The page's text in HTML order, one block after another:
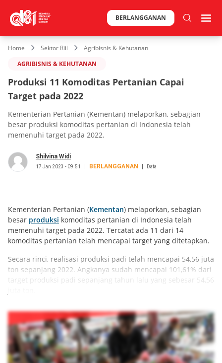
BERLANGGANAN
Home Sektor Riil
Agribisnis & Kehutanan
AGRIBISNIS & KEHUTANAN
Produksi 11 Komoditas Pertanian Capai
Target pada 2022
Kementerian Pertanian (Kementan) melaporkan, sebagian
besar produksi komoditas pertanian di Indonesia telah
memenuhi target pada 2022.
Shilvina Widi
17 Jan 2023 - 09.51 BERLANGGANAN Data
Kementerian Pertanian (Kementan) melaporkan, sebagian
besar produksi komoditas pertanian di Indonesia telah
memenuhi target pada 2022. Tercatat ada 11 dari 14
komoditas pertanian telah mencapai target yang ditetapkan.
Secara rinci, realisasi produksi padi telah mencapai 54,56 juta
ton sepanjang 2022. Angkanya sudah mencapai 101,61% dari
target produksi padi sepanjang tahun lalu yang sebesar 54,56